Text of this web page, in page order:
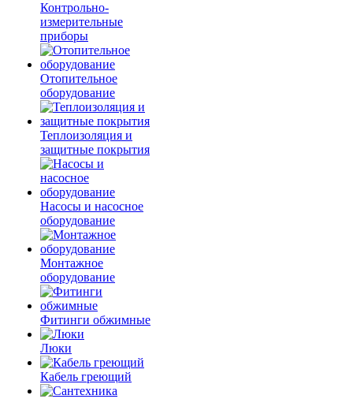
Контрольно-
измерительные
приборы
Отопительное
оборудование
Теплоизоляция и
защитные покрытия
Насосы и насосное
оборудование
Монтажное
оборудование
Фитинги обжимные
Люки
Кабель греющий